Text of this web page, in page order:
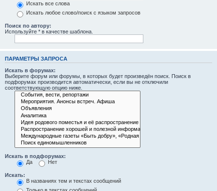
Искать все слова
Искать любое слово/поиск с языком запросов
Поиск по автору:
Используйте * в качестве шаблона.
ПАРАМЕТРЫ ЗАПРОСА
Искать в форумах:
Выберите форум или форумы, в которых будет произведён поиск. Поиск в
подфорумах производится автоматически, если вы не отключили
соответствующую опцию ниже.
Искать в подфорумах:
Да
Нет
Искать:
В названиях тем и текстах сообщений